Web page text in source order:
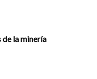
de la minería